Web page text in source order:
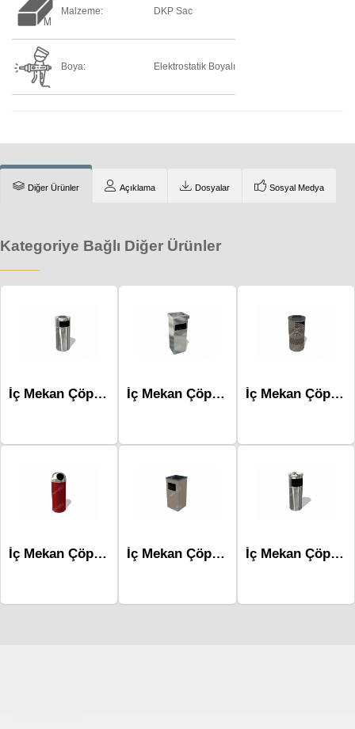
Malzeme: DKP Sac
Boya: Elektrostatik Boyalı
Diğer Ürünler Açıklama Dosyalar Sosyal Medya
Kategoriye Bağlı Diğer Ürünler
İç Mekan Çöp Kovaları-Mlk-215a İç Mekan Çöp Kovaları-Mlk-284a İç Mekan Çöp Kovaları-Mlk-267b
İç Mekan Çöp Kovaları-Mlk-214b İç Mekan Çöp Kovaları-Mlk-282a İç Mekan Çöp Kovaları-Mlk-204